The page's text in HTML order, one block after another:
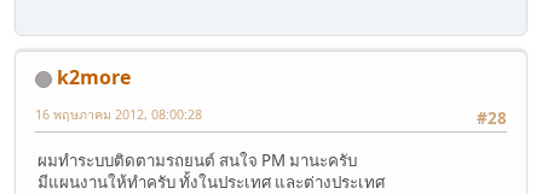
k2more
#28
16 พฤษภาคม 2012, 08:00:28
ผมทำระบบติดตามรถยนต์ สนใจ PM มานะครับ
มีแผนงานให้ทำครับ ทั้งในประเทศ และต่างประเทศ